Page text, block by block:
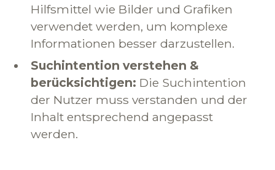
Hilfsmittel wie Bilder und Grafiken
verwendet werden, um komplexe
Informationen besser darzustellen.
Suchintention verstehen &
berücksichtigen: Die Suchintention
der Nutzer muss verstanden und der
Inhalt entsprechend angepasst
werden.